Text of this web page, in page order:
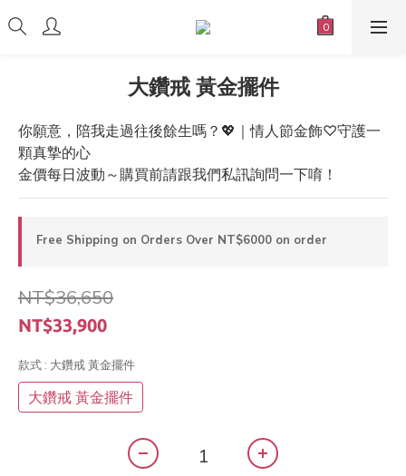
大鑽戒 黃金擺件
你願意，陪我走過往後餘生嗎？💖｜情人節金飾♡守護一
顆真摯的心
金價每日波動～購買前請跟我們私訊詢問一下唷！
Free Shipping on Orders Over NT$6000 on order
NT$36,650
NT$33,900
款式 : 大鑽戒 黃金擺件
大鑽戒 黃金擺件